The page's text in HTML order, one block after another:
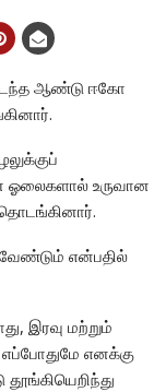
ஆண்டு ஈகோ
ஓலைகளால் உருவான
என்பதில்
இரவு மற்றும்
எப்போதுமே எனக்கு